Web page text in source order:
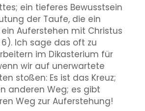
ein tieferes Bewusstsein
der Taufe, die ein
Auferstehen mit Christus
Ich sage das oft zu
im Dikasterium für
wir auf unerwartete
stoßen: Es ist das Kreuz;
anderen Weg; es gibt
Weg zur Auferstehung!